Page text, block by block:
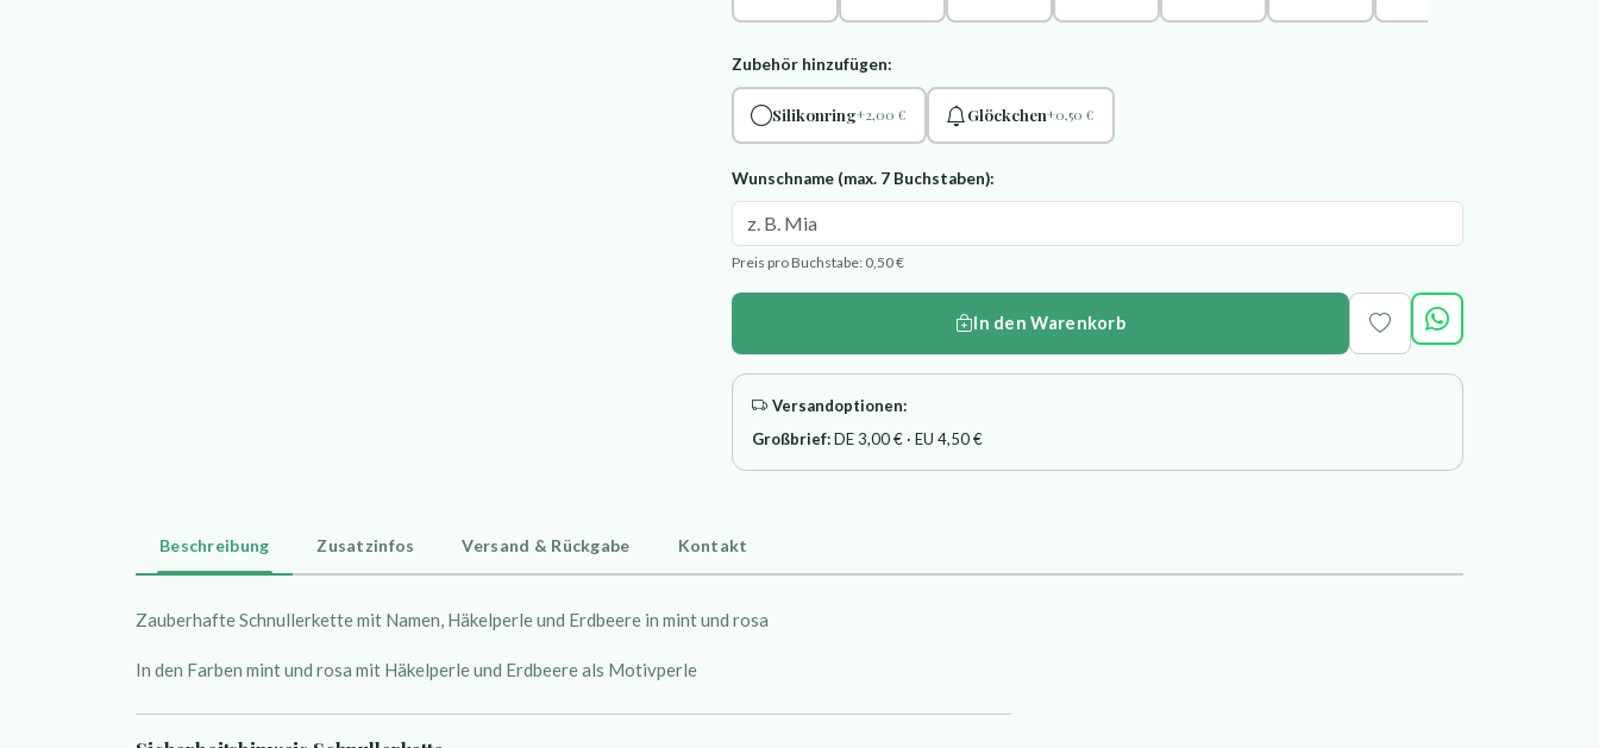
Zubehör hinzufügen:
Silikonring+2,00 € Glöckchen+0,50 €
Wunschname (max. 7 Buchstaben):
Preis pro Buchstabe: 0,50 €
In den Warenkorb
Versandoptionen:
Großbrief:DE 3,00 € · EU 4,50 €
Beschreibung Zusatzinfos Versand & Rückgabe Kontakt
Zauberhafte Schnullerkette mit Namen, Häkelperle und Erdbeere in mint und rosa
In den Farben mint und rosa mit Häkelperle und Erdbeere als Motivperle